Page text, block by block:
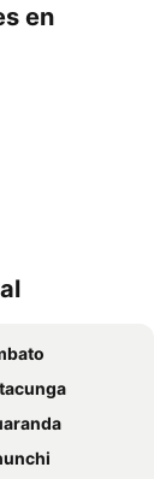
en